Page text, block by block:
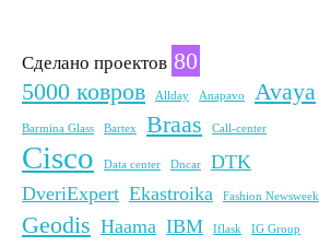
Сделано проектов 80
5000 ковров
Allday Anapavo Avaya
Barmina Glass Bartex Braas Call-center
Cisco Data center Dncar
DTK
DveriExpert Ekastroika Fashion Newsweek
Geodis Haama IBM Iflask IG Group